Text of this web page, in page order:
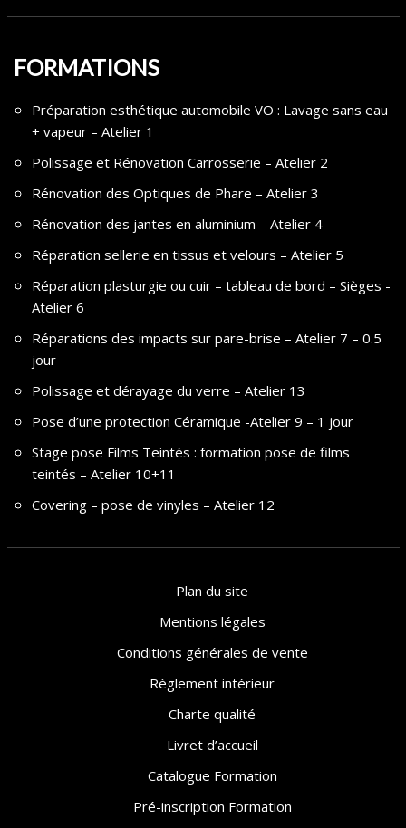
FORMATIONS
Préparation esthétique automobile VO : Lavage sans eau
+ vapeur – Atelier 1
Polissage et Rénovation Carrosserie – Atelier 2
Rénovation des Optiques de Phare – Atelier 3
Rénovation des jantes en aluminium – Atelier 4
Réparation sellerie en tissus et velours – Atelier 5
Réparation plasturgie ou cuir – tableau de bord – Sièges -
Atelier 6
Réparations des impacts sur pare-brise – Atelier 7 – 0.5
jour
Polissage et dérayage du verre – Atelier 13
Pose d’une protection Céramique -Atelier 9 – 1 jour
Stage pose Films Teintés : formation pose de films
teintés – Atelier 10+11
Covering – pose de vinyles – Atelier 12
Plan du site
Mentions légales
Conditions générales de vente
Règlement intérieur
Charte qualité
Livret d’accueil
Catalogue Formation
Pré-inscription Formation